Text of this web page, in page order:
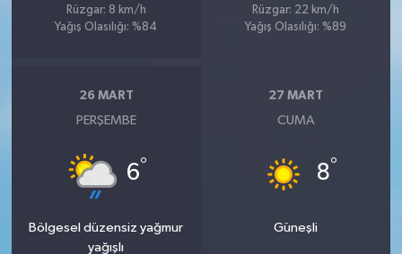
Rüzgar: 8 km/h
Yağış Olasılığı: %84
Rüzgar: 22 km/h
Yağış Olasılığı: %89
26 MART
PERŞEMBE
6°
Bölgesel düzensiz yağmur
yağışlı
27 MART
CUMA
8°
Güneşli